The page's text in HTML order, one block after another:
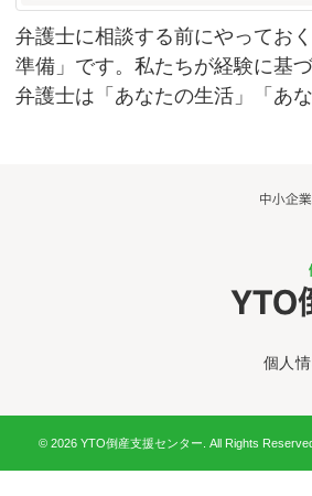
弁護士に相談する前にやってお
準備」です。私たちが経験に基
弁護士は「あなたの生活」「あ
個人
© 2026 YTO倒産支援センター. All Rights